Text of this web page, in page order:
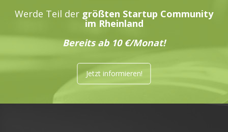
Werde Teil der größten Startup Community
im Rheinland
Bereits ab 10 €/Monat!
Jetzt informieren!